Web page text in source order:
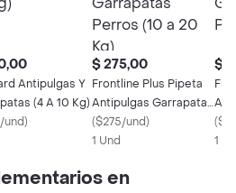
Antipulgas Y
(4 A 10 Kg)
und)
$ 275,00
Frontline Plus Pipeta
Antipulgas Garrapatas
Perros (10 a 20 Kg)
($275/und)
1 Und
$
10
(
1
en